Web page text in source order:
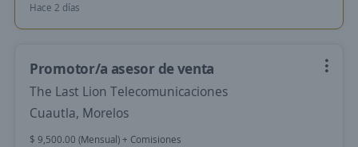
Hace 2 días
Promotor/a asesor de venta
The Last Lion Telecomunicaciones
Cuautla, Morelos
$ 9,500.00 (Mensual) + Comisiones